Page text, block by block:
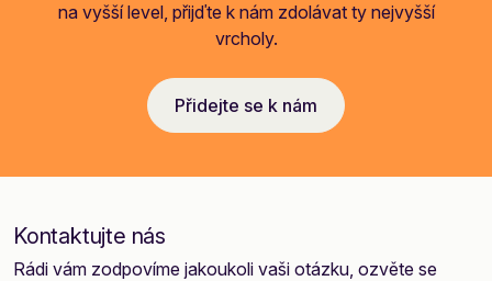
na vyšší level, přijďte k nám zdolávat ty nejvyšší
vrcholy.
Přidejte se k nám
Kontaktujte nás
Rádi vám zodpovíme jakoukoli vaši otázku, ozvěte se